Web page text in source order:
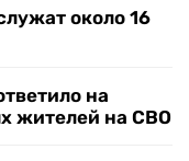
около 16
на
жителей на СВО